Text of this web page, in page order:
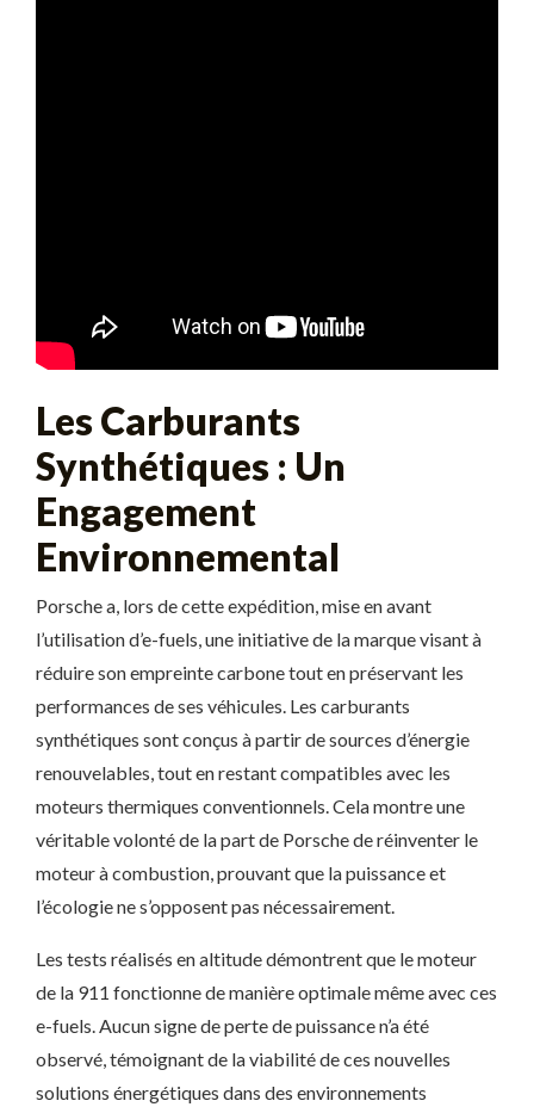
Les Carburants
Synthétiques : Un
Engagement
Environnemental
Porsche a, lors de cette expédition, mise en avant
l’utilisation d’e-fuels, une initiative de la marque visant à
réduire son empreinte carbone tout en préservant les
performances de ses véhicules. Les carburants
synthétiques sont conçus à partir de sources d’énergie
renouvelables, tout en restant compatibles avec les
moteurs thermiques conventionnels. Cela montre une
véritable volonté de la part de Porsche de réinventer le
moteur à combustion, prouvant que la puissance et
l’écologie ne s’opposent pas nécessairement.
Les tests réalisés en altitude démontrent que le moteur
de la 911 fonctionne de manière optimale même avec ces
e-fuels. Aucun signe de perte de puissance n’a été
observé, témoignant de la viabilité de ces nouvelles
solutions énergétiques dans des environnements